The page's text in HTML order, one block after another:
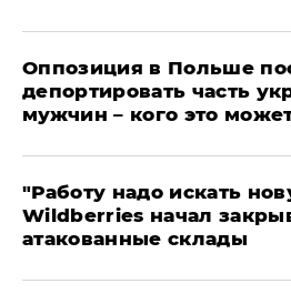
Оппозиция в Польше
депортировать часть
мужчин – кого это
"Работу надо искать
Wildberries начал
атакованные склады